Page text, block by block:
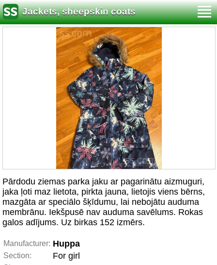
Jackets, sheepskin coats
Pārdodu ziemas parka jaku ar pagarinātu aizmuguri,
jaka ļoti maz lietota, pirkta jauna, lietojis viens bērns,
mazgāta ar speciālo šķīdumu, lai nebojātu auduma
membrānu. Iekšpusē nav auduma savēlums. Rokas
galos adījums. Uz birkas 152 izmērs.
Manufacturer: Huppa
Section: For girl